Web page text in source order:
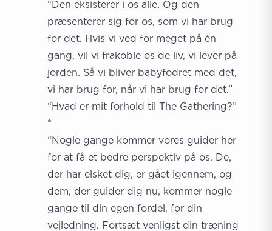
“Den eksisterer i os alle. Og den
præsenterer sig for os, som vi har brug
for det. Hvis vi ved for meget på én
gang, vil vi frakoble os de liv, vi lever på
jorden. Så vi bliver babyfodret med det,
vi har brug for, når vi har brug for det.”
“Hvad er mit forhold til The Gathering?”
*
“Nogle gange kommer vores guider her
for at få et bedre perspektiv på os. De,
der har elsket dig, er gået igennem, og
dem, der guider dig nu, kommer nogle
gange til din egen fordel, for din
vejledning. Fortsæt venligst din træning